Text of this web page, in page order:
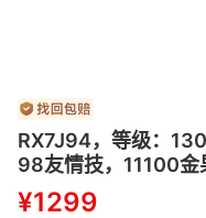
RX7J94，等级：
98友情技，11100金
都有
¥1299